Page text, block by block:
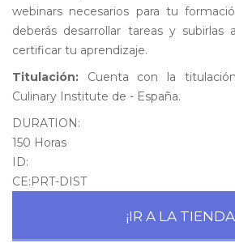
webinars necesarios para tu
deberás desarrollar tareas y subirlas
certificar tu aprendizaje.
Titulación: Cuenta con la
Culinary Institute de - España.
DURATION:
150 Horas
ID:
CE:PRT-DIST
¡IR A LA